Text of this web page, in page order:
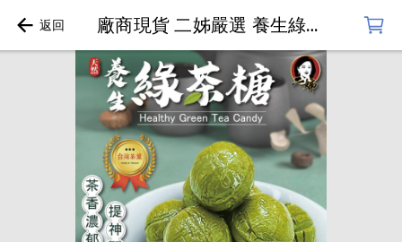
廠商現貨 二姊嚴選 養生綠茶糖200g